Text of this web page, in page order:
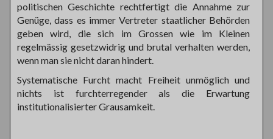
politischen Geschichte rechtfertigt die Annahme zur
Genüge, dass es immer Vertreter staatlicher Behörden
geben wird, die sich im Grossen wie im Kleinen
regelmässig gesetzwidrig und brutal verhalten werden,
wenn man sie nicht daran hindert.
Systematische Furcht macht Freiheit unmöglich und
nichts ist furchterregender als die Erwartung
institutionalisierter Grausamkeit.